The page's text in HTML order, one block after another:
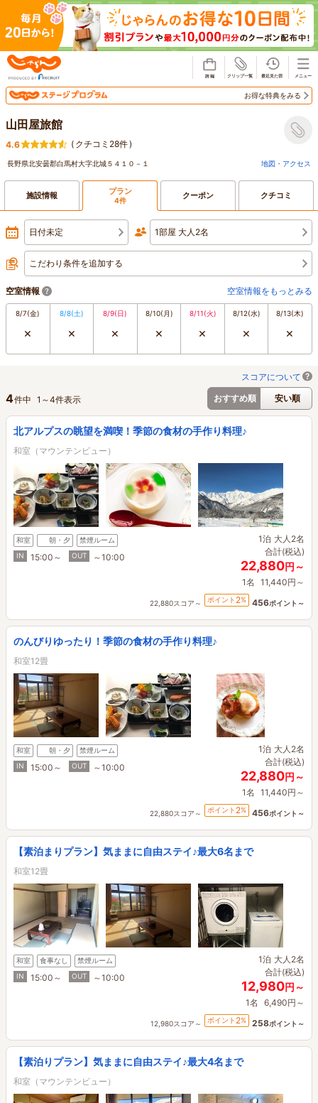
お得な特典をみる
山田屋旅館
4.6 ( クチコミ28件)
長野県北安曇郡白馬村大字北城５４１０－１ 地図・アクセス
施設情報 プラン
4件 クーポン クチコミ
日付未定 1部屋 大人2名
こだわり条件を追加する
空室情報 空室情報をもっとみる
8/7(金)
×
8/8(土)
×
8/9(日)
×
8/10(月)
×
8/11(火)
×
8/12(水)
×
8/13(木)
×
スコアについて
おすすめ順
安い順
4件中 1 ～4件表示
北アルプスの眺望を満喫！季節の食材の手作り料理♪
和室（マウンテンビュー）
和室 朝・夕
禁煙ルーム
IN
15:00～ OUT ～10:00
1泊 大人2名
合計(税込)
22,880円～
1名 11,440円～
22,880スコア～ ポイント 2% 456ポイント～
のんびりゆったり！季節の食材の手作り料理♪
和室12畳
和室 朝・夕
禁煙ルーム
IN
15:00～ OUT ～10:00
1泊 大人2名
合計(税込)
22,880円～
1名 11,440円～
22,880スコア～ ポイント 2% 456ポイント～
【素泊まりプラン】気ままに自由ステイ♪最大6名まで
和室12畳
和室 食事なし
禁煙ルーム
IN
15:00～ OUT ～10:00
1泊 大人2名
合計(税込)
12,980円～
1名 6,490円～
12,980スコア～ ポイント 2% 258ポイント～
【素泊りプラン】気ままに自由ステイ♪最大4名まで
和室（マウンテンビュー）